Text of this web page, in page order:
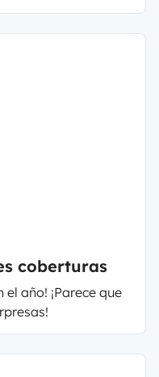
de Burdeos con el
coberturas
el año! ¡Parece que